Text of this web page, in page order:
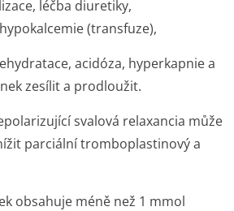
léčba diuretiky,
(transfuze),
acidóza, hyperkapnie a
zesílit a prodloužit.
svalová relaxancia může
parciální tromboplastinový a
obsahuje méně než 1 mmol